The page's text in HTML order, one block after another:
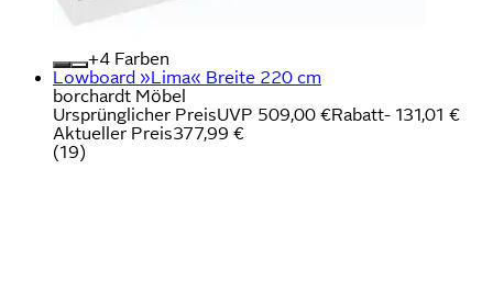
+
Farben
Lowboard »Lima« Breite 220 cm
borchardt Möbel
Ursprünglicher PreisUVP 509,00 €Rabatt- 131,01 €
Aktueller Preis377,99 €
(19)